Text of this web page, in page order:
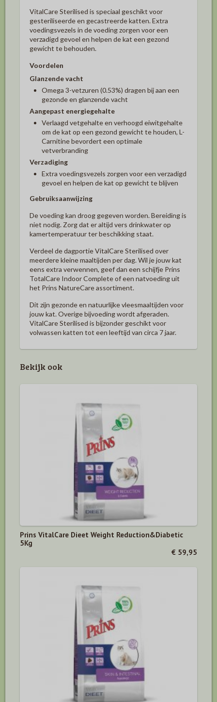
VitalCare Sterilised is speciaal geschikt voor
gesteriliseerde en gecastreerde katten. Extra
voedingsvezels in de voeding zorgen voor een
verzadigd gevoel en helpen de kat een gezond
gewicht te behouden.
Voordelen
Glanzende vacht
Omega 3-vetzuren (0.53%) dragen bij aan een
gezonde en glanzende vacht
Aangepast energiegehalte
Verlaagd vetgehalte en verhoogd eiwitgehalte
om de kat op een gezond gewicht te houden, L-
Carnitine bevordert een optimale
vetverbranding
Verzadiging
Extra voedingsvezels zorgen voor een verzadigd
gevoel en helpen de kat op gewicht te blijven
Gebruiksaanwijzing
De voeding kan droog gegeven worden. Bereiding is
niet nodig. Zorg dat er altijd vers drinkwater op
kamertemperatuur ter beschikking staat.
Verdeel de dagportie VitalCare Sterilised over
meerdere kleine maaltijden per dag. Wil je jouw kat
eens extra verwennen, geef dan een schijfje Prins
TotalCare Indoor Complete of een natvoeding uit
het Prins NatureCare assortiment.
Dit zijn gezonde en natuurlijke vleesmaaltijden voor
jouw kat. Overige bijvoeding wordt afgeraden.
VitalCare Sterilised is bijzonder geschikt voor
volwassen katten tot een leeftijd van circa 7 jaar.
Bekijk ook
Prins VitalCare Dieet Weight Reduction&Diabetic
5Kg
€ 59,95